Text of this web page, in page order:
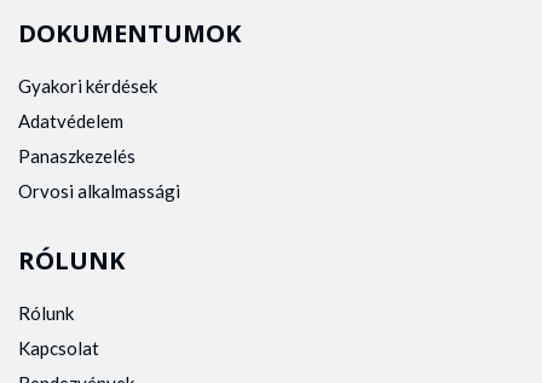
DOKUMENTUMOK
Gyakori kérdések
Adatvédelem
Panaszkezelés
Orvosi alkalmassági
RÓLUNK
Rólunk
Kapcsolat